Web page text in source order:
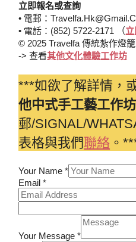
立即報名或查詢
• 電郵：
• 電話：(852) 5722-2171 （
© 2025 Travelfa 傳統紮作燈
-> 查看其他文化體驗工作坊
***如欲了解詳情，
他中式手工藝工作坊
郵/SIGNAL/
表格與我們聯絡 。
Your Name*
Email*
Your Message*